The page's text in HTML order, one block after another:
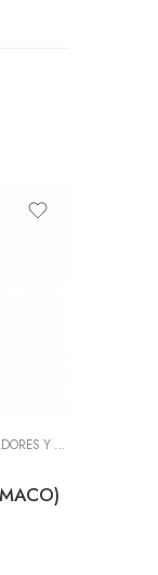
ADEREZOS, PASTAS, SAZONADORES Y CONDIMENTOS